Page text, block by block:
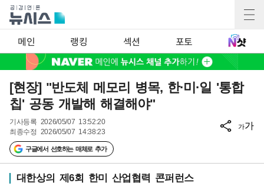
메인 랭킹 섹션 포토
[현장] "반도체 메모리 병목, 한·미·일 '통합
칩' 공동 개발해 해결해야"
기사등록 2026/05/07 13:52:20
최종수정 2026/05/07 14:38:23
구글에서 선호하는 매체로 추가
가가
대한상의 제6회 한미 산업협력 콘퍼런스